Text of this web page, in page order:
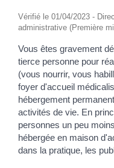
Vérifié le 01/04/2023 -
administrative (Première
Vous êtes gravement
tierce personne pour
(vous nourrir, vous
foyer d'accueil
hébergement
activités de vie. En
personnes un peu
hébergée en maison
dans la pratique, les